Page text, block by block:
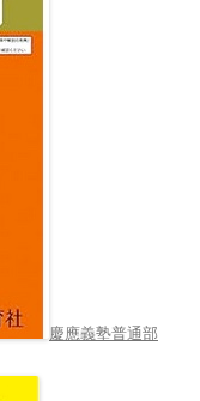
慶應義塾普通部